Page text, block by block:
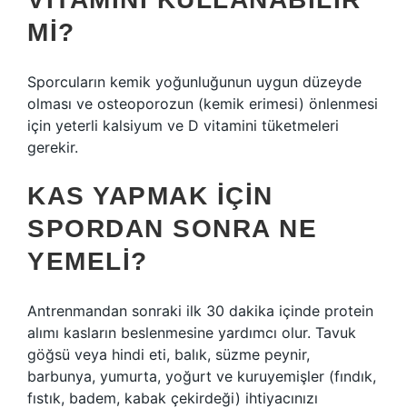
MI?
Sporcuların kemik yoğunluğunun uygun düzeyde
olması ve osteoporozun (kemik erimesi) önlenmesi
için yeterli kalsiyum ve D vitamini tüketmeleri
gerekir.
KAS YAPMAK IÇIN
SPORDAN SONRA NE
YEMELI?
Antrenmandan sonraki ilk 30 dakika içinde protein
alımı kasların beslenmesine yardımcı olur. Tavuk
göğsü veya hindi eti, balık, süzme peynir,
barbunya, yumurta, yoğurt ve kuruyemişler (fındık,
fıstık, badem, kabak çekirdeği) ihtiyacınızı